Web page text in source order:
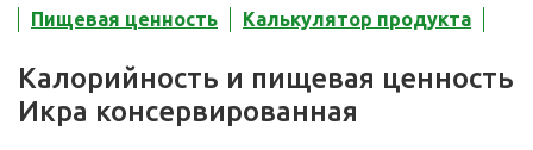
Пищевая ценность Калькулятор продукта
Калорийность и пищевая ценность
Икра консервированная